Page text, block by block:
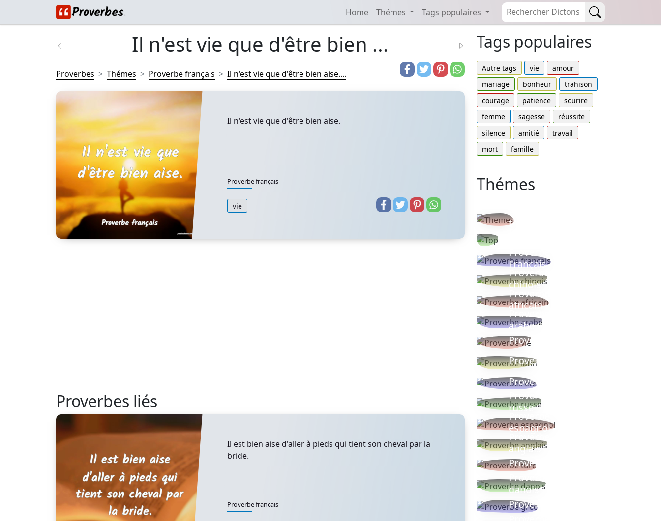
Home Thémes Tags populaires
Il n'est vie que d'être bien ...
Proverbes Thémes Proverbe français Il n'est vie que d'être bien aise....
Il n'est vie que d'être bien aise.
Proverbe français
vie
Proverbes liés
Il est bien aise d'aller à pieds qui tient son cheval par la
bride.
Proverbe francais
Tags populaires
Autre tags vie
amour
mariage
bonheur
trahison
courage
patience
sourire
femme
sagesse
réussite
silence
amitié
travail
mort
famille
Thémes
thèmes
Proverbe
Français
Proverbe
chinois
Proverbe
africain
Proverbe
arabe
Proverbe vie
Proverbe latin
Proverbes ete
Proverbe
russe
Proverbe
espagnol
Proverbe
anglais
Proverbe turc
Proverbe
danois
Proverbe grec